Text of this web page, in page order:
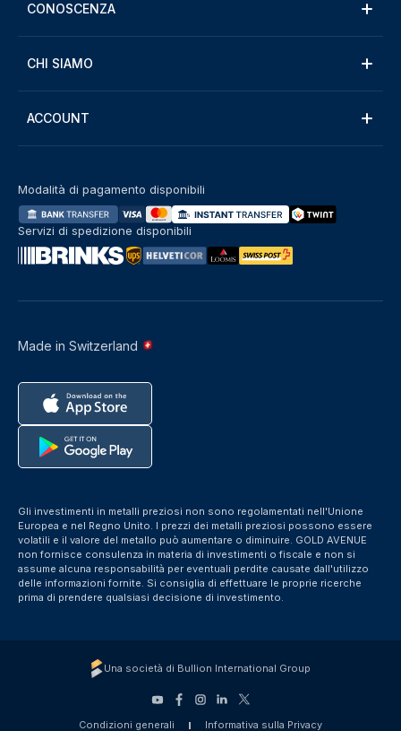
CONOSCENZA
CHI SIAMO
ACCOUNT
Made in Switzerland
Modalità di pagamento disponibili
Servizi di spedizione disponibili
Gli investimenti in metalli preziosi non sono regolamentati nell'Unione
Europea e nel Regno Unito. I prezzi dei metalli preziosi possono essere
volatili e il valore del metallo può aumentare o diminuire. GOLD AVENUE
non fornisce consulenza in materia di investimenti o fiscale e non si
assume alcuna responsabilità per eventuali perdite causate dall'utilizzo
delle informazioni fornite. Si consiglia di effettuare le proprie ricerche
prima di prendere qualsiasi decisione di investimento.
Una società di Bullion International Group
Condizioni generali Informativa sulla Privacy